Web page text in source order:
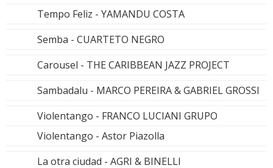
Tempo Feliz - YAMANDU COSTA
Semba - CUARTETO NEGRO
Carousel - THE CARIBBEAN JAZZ PROJECT
Sambadalu - MARCO PEREIRA & GABRIEL GROSSI
Violentango - FRANCO LUCIANI GRUPO
Violentango - Astor Piazolla
La otra ciudad - AGRI & BINELLI